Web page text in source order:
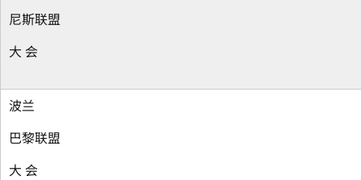
尼斯联盟
大 会
波兰
巴黎联盟
大 会